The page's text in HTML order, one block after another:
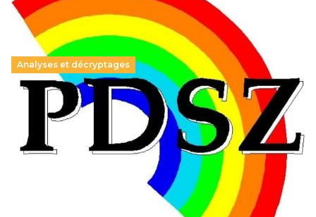
Analyses et décryptages
Hongrie : du changement pour les politiques
éducatives, aussi !
25 juin 2026
En Hongrie, le conservateur Peter Magyar et son parti
Tisza "Respect et liberté" ont remporté une large victoire,
contre le premier ministre sortant, Viktor Orban,…